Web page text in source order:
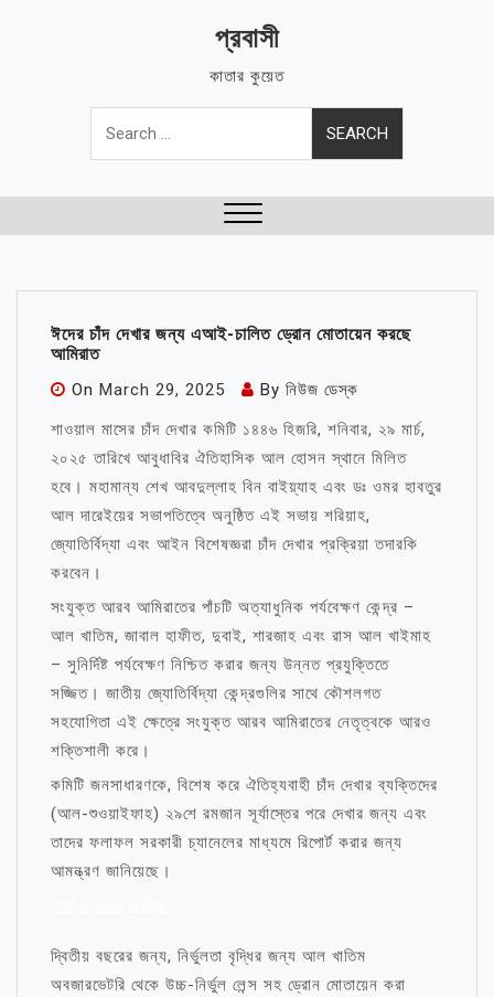
প্রবাসী
কাতার কুয়েত
Search
for:
ঈদের চাঁদ দেখার জন্য এআই-চালিত ড্রোন মোতায়েন করছে
আমিরাত
On March 29, 2025 By নিউজ ডেস্ক
শাওয়াল মাসের চাঁদ দেখার কমিটি ১৪৪৬ হিজরি, শনিবার, ২৯ মার্চ,
২০২৫ তারিখে আবুধাবির ঐতিহাসিক আল হোসন স্থানে মিলিত
হবে। মহামান্য শেখ আবদুল্লাহ বিন বাইয়্যাহ এবং ডঃ ওমর হাবতুর
আল দারেইয়ের সভাপতিত্বে অনুষ্ঠিত এই সভায় শরিয়াহ,
জ্যোতির্বিদ্যা এবং আইন বিশেষজ্ঞরা চাঁদ দেখার প্রক্রিয়া তদারকি
করবেন।
সংযুক্ত আরব আমিরাতের পাঁচটি অত্যাধুনিক পর্যবেক্ষণ কেন্দ্র –
আল খাতিম, জাবাল হাফীত, দুবাই, শারজাহ এবং রাস আল খাইমাহ
– সুনির্দিষ্ট পর্যবেক্ষণ নিশ্চিত করার জন্য উন্নত প্রযুক্তিতে
সজ্জিত। জাতীয় জ্যোতির্বিদ্যা কেন্দ্রগুলির সাথে কৌশলগত
সহযোগিতা এই ক্ষেত্রে সংযুক্ত আরব আমিরাতের নেতৃত্বকে আরও
শক্তিশালী করে।
কমিটি জনসাধারণকে, বিশেষ করে ঐতিহ্যবাহী চাঁদ দেখার ব্যক্তিদের
(আল-শুওয়াইফাহ) ২৯শে রমজান সূর্যাস্তের পরে দেখার জন্য এবং
তাদের ফলাফল সরকারী চ্যানেলের মাধ্যমে রিপোর্ট করার জন্য
আমন্ত্রণ জানিয়েছে।
দ্বিতীয় বছরের জন্য, নির্ভুলতা বৃদ্ধির জন্য আল খাতিম
অবজারভেটরি থেকে উচ্চ-নির্ভুল লেন্স সহ ড্রোন মোতায়েন করা